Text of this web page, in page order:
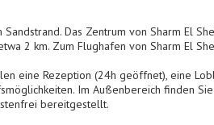
Das Zentrum von Sharm El
2 km. Zum Flughafen von Sharm El
eine Rezeption (24h geöffnet), eine
Im Außenbereich finden
bereitgestellt.